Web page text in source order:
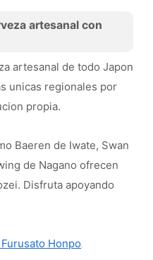
artesanal con
artesanal de todo Japon
unicas regionales por
propia.
Baeren de Iwate, Swan
de Nagano ofrecen
Disfruta apoyando
Honpo